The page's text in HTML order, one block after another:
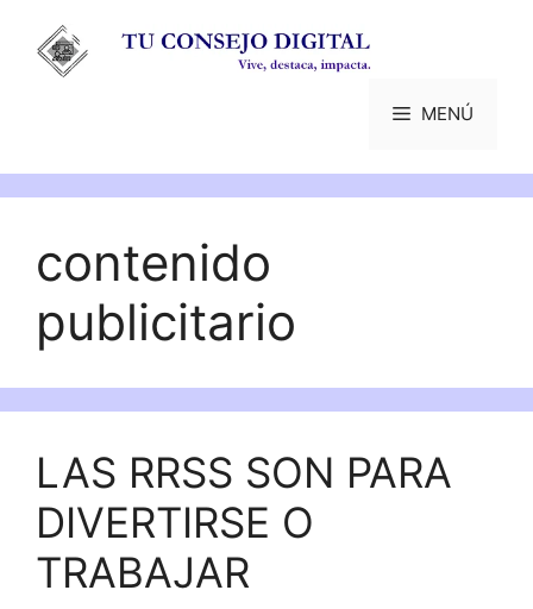
contenido
MENÚ
contenido
publicitario
LAS RRSS SON PARA
DIVERTIRSE O
TRABAJAR